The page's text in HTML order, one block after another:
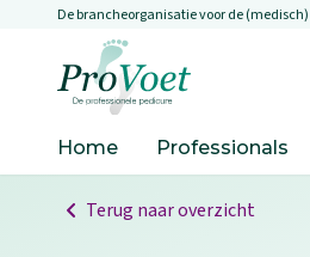
Overslaan en naar de inhoud gaan
De brancheorganisatie voor de
Home Professionals
Terug naar overzicht